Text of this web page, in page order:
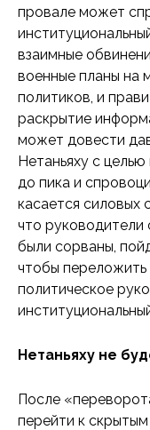
провале может
взаимные
военные планы на
политиков, и
раскрытие
может довести
Нетаньяху с
до пика и
касается силовых
что руководители
были сорваны,
чтобы переложить
политическое
Нетаньяху не
После
перейти к